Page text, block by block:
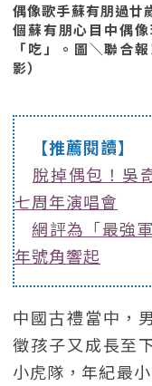
偶像歌手蘇有朋過廿
個蘇有朋心目中偶
「吃」。圖＼聯
影）
【推薦閱讀】
脫掉偶包！吳
七周年演唱會
網評為「最強
年號角響起
中國古禮當中，
徵孩子又成長至
小虎隊，年紀最